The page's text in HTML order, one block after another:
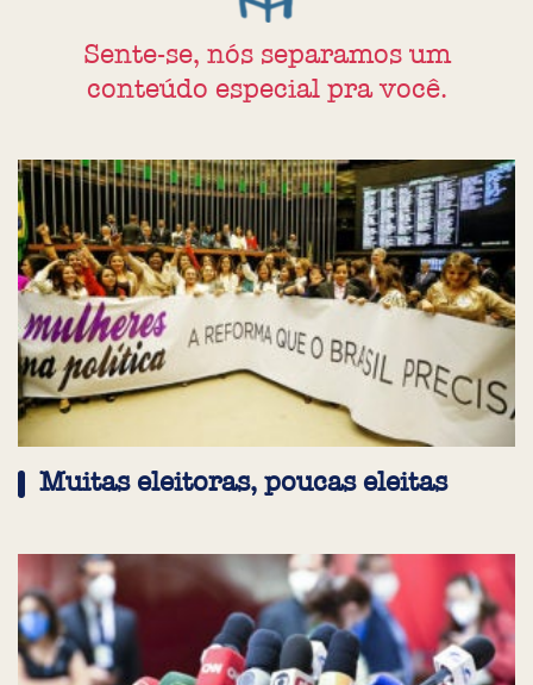
Sente-se, nós separamos um
conteúdo especial pra você.
Muitas eleitoras, poucas eleitas